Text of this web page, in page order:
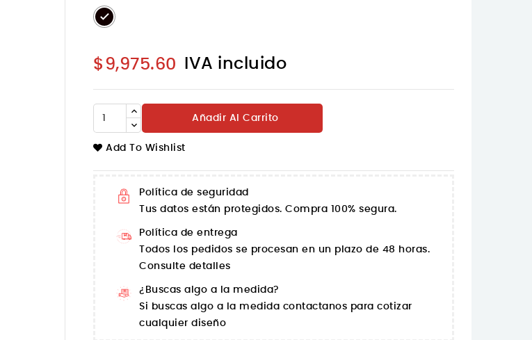
Plateado
$9,975.60 IVA incluido
Añadir Al Carrito
Add To Wishlist
Política de seguridad
Tus datos están protegidos. Compra 100% segura.
Política de entrega
Todos los pedidos se procesan en un plazo de 48 horas.
Consulte detalles
¿Buscas algo a la medida?
Si buscas algo a la medida contactanos para cotizar
cualquier diseño